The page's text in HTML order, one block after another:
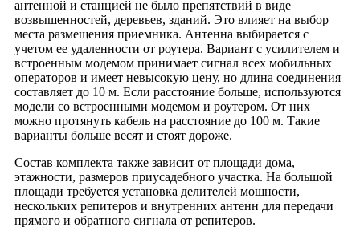
антенной и станцией не было препятствий в виде
возвышенностей, деревьев, зданий. Это влияет на выбор
места размещения приемника. Антенна выбирается с
учетом ее удаленности от роутера. Вариант с усилителем и
встроенным модемом принимает сигнал всех мобильных
операторов и имеет невысокую цену, но длина соединения
составляет до 10 м. Если расстояние больше, используются
модели со встроенными модемом и роутером. От них
можно протянуть кабель на расстояние до 100 м. Такие
варианты больше весят и стоят дороже.
Состав комплекта также зависит от площади дома,
этажности, размеров приусадебного участка. На большой
площади требуется установка делителей мощности,
нескольких репитеров и внутренних антенн для передачи
прямого и обратного сигнала от репитеров.